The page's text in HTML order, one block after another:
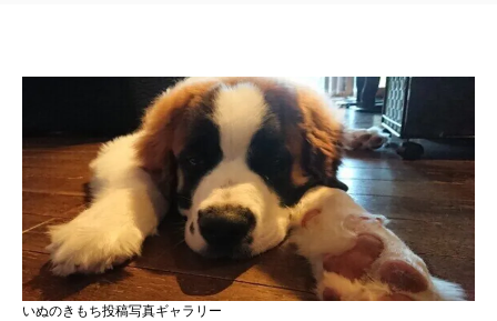
いぬのきもち投稿写真ギャラリー